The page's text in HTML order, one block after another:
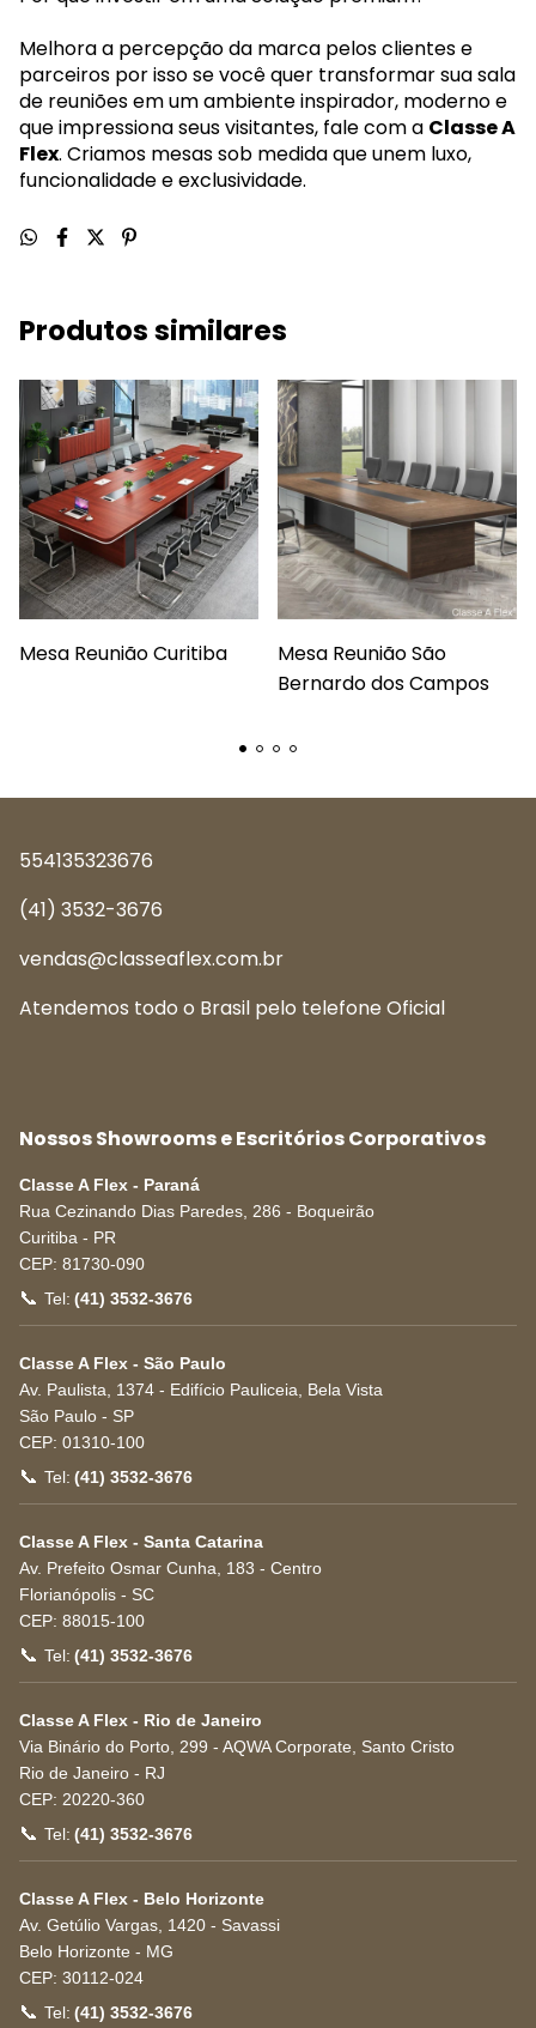
Melhora a percepção da marca pelos clientes e
parceiros por isso se você quer transformar sua sala
de reuniões em um ambiente inspirador, moderno e
que impressiona seus visitantes, fale com a Classe A
Flex. Criamos mesas sob medida que unem luxo,
funcionalidade e exclusividade.
Produtos similares
Mesa Reunião Curitiba
Mesa Reunião São
Bernardo dos Campos
554135323676
(41) 3532-3676
vendas@classeaflex.com.br
Atendemos todo o Brasil pelo telefone Oficial
Nossos Showrooms e Escritórios Corporativos
Classe A Flex - Paraná
Rua Cezinando Dias Paredes, 286 - Boqueirão
Curitiba - PR
CEP: 81730-090
📞 Tel: (41) 3532-3676
Classe A Flex - São Paulo
Av. Paulista, 1374 - Edifício Pauliceia, Bela Vista
São Paulo - SP
CEP: 01310-100
📞 Tel: (41) 3532-3676
Classe A Flex - Santa Catarina
Av. Prefeito Osmar Cunha, 183 - Centro
Florianópolis - SC
CEP: 88015-100
📞 Tel: (41) 3532-3676
Classe A Flex - Rio de Janeiro
Via Binário do Porto, 299 - AQWA Corporate, Santo Cristo
Rio de Janeiro - RJ
CEP: 20220-360
📞 Tel: (41) 3532-3676
Classe A Flex - Belo Horizonte
Av. Getúlio Vargas, 1420 - Savassi
Belo Horizonte - MG
CEP: 30112-024
📞 Tel: (41) 3532-3676